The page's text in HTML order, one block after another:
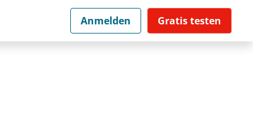
Anmelden Gratis testen